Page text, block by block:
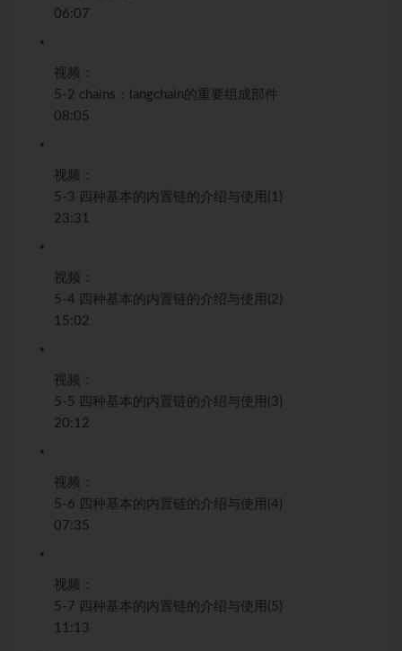
06:07
视频：
5-2 chains：langchain的重要组成部件
08:05
视频：
5-3 四种基本的内置链的介绍与使用(1)
23:31
视频：
5-4 四种基本的内置链的介绍与使用(2)
15:02
视频：
5-5 四种基本的内置链的介绍与使用(3)
20:12
视频：
5-6 四种基本的内置链的介绍与使用(4)
07:35
视频：
5-7 四种基本的内置链的介绍与使用(5)
11:13